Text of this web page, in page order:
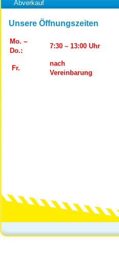
Abverkauf
Unsere Öffnungszeiten
Mo. –
Do.:
7:30 – 13:00 Uhr
Fr.
nach
Vereinbarung